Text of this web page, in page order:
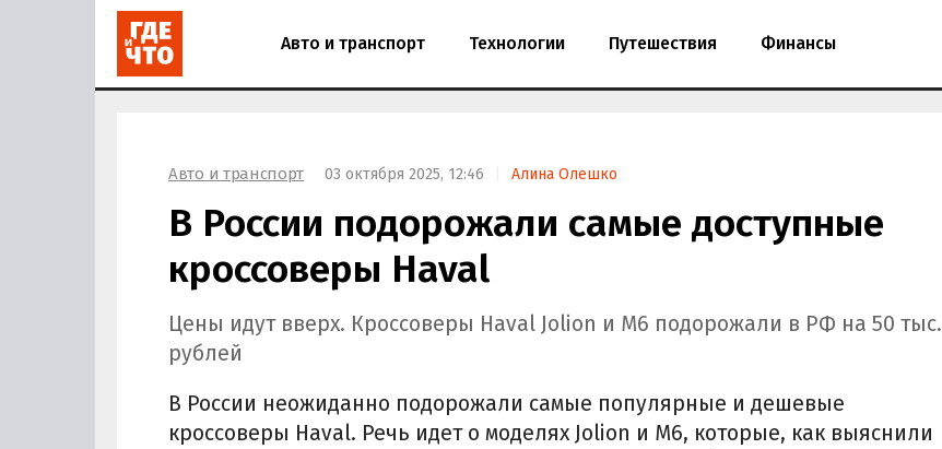
Авто и транспорт Технологии Путешествия Финансы
Авто и транспорт 03 октября 2025, 12:46 Алина Олешко
В России подорожали самые доступные
кроссоверы Haval
Цены идут вверх. Кроссоверы Haval Jolion и M6 подорожали в РФ на 50 тыс.
рублей
В России неожиданно подорожали самые популярные и дешевые
кроссоверы Haval. Речь идет о моделях Jolion и M6, которые, как выяснили